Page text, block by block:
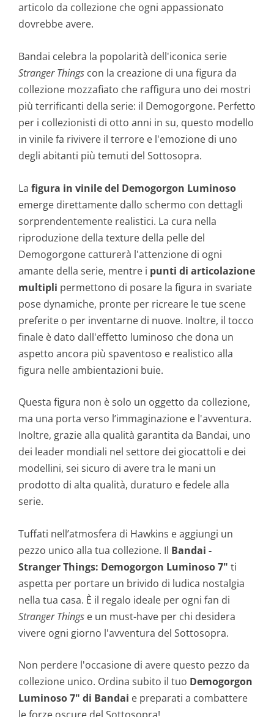
articolo da collezione che ogni appassionato
dovrebbe avere.
Bandai celebra la popolarità dell'iconica serie
Stranger Things con la creazione di una figura da
collezione mozzafiato che raffigura uno dei mostri
più terrificanti della serie: il Demogorgone. Perfetto
per i collezionisti di otto anni in su, questo modello
in vinile fa rivivere il terrore e l'emozione di uno
degli abitanti più temuti del Sottosopra.
La figura in vinile del Demogorgon Luminoso
emerge direttamente dallo schermo con dettagli
sorprendentemente realistici. La cura nella
riproduzione della texture della pelle del
Demogorgone catturerà l'attenzione di ogni
amante della serie, mentre i punti di articolazione
multipli permettono di posare la figura in svariate
pose dynamiche, pronte per ricreare le tue scene
preferite o per inventarne di nuove. Inoltre, il tocco
finale è dato dall'effetto luminoso che dona un
aspetto ancora più spaventoso e realistico alla
figura nelle ambientazioni buie.
Questa figura non è solo un oggetto da collezione,
ma una porta verso l’immaginazione e l'avventura.
Inoltre, grazie alla qualità garantita da Bandai, uno
dei leader mondiali nel settore dei giocattoli e dei
modellini, sei sicuro di avere tra le mani un
prodotto di alta qualità, duraturo e fedele alla
serie.
Tuffati nell’atmosfera di Hawkins e aggiungi un
pezzo unico alla tua collezione. Il Bandai -
Stranger Things: Demogorgon Luminoso 7" ti
aspetta per portare un brivido di ludica nostalgia
nella tua casa. È il regalo ideale per ogni fan di
Stranger Things e un must-have per chi desidera
vivere ogni giorno l'avventura del Sottosopra.
Non perdere l'occasione di avere questo pezzo da
collezione unico. Ordina subito il tuo Demogorgon
Luminoso 7" di Bandai e preparati a combattere